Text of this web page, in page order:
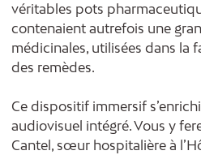
véritables pots
contenaient autrefois une
médicinales, utilisées dans la
des remèdes.
Ce dispositif immersif
audiovisuel intégré. Vous y
Cantel, sœur hospitalière à